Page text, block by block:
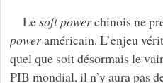
Lesoft powerchinois ne
poweraméricain. L’enjeu
quel que soit désormais le
PIB mondial, il n’y aura pas